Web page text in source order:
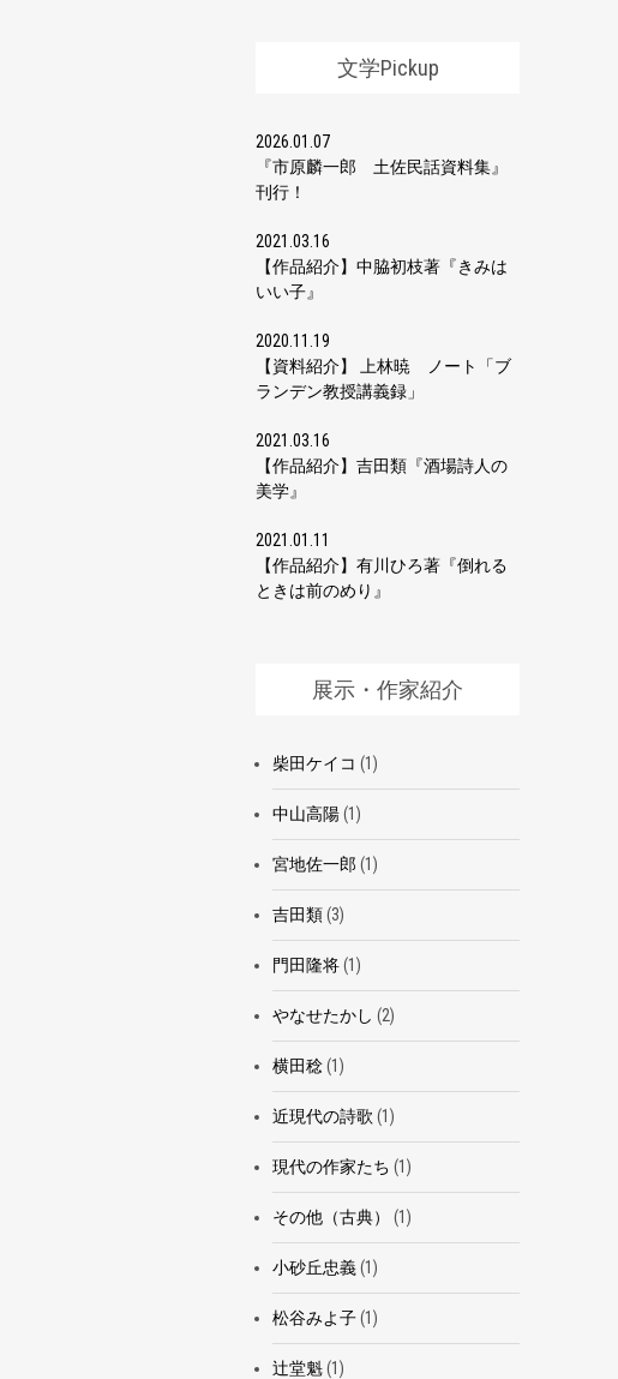
文学Pickup
2026.01.07
『市原麟一郎 土佐民話資料集』
刊行！
2021.03.16
【作品紹介】中脇初枝著『きみは
いい子』
2020.11.19
【資料紹介】 上林暁 ノート「ブ
ランデン教授講義録」
2021.03.16
【作品紹介】吉田類『酒場詩人の
美学』
2021.01.11
【作品紹介】有川ひろ著『倒れる
ときは前のめり』
展示・作家紹介
柴田ケイコ (1)
中山高陽(1)
宮地佐一郎 (1)
吉田類(3)
門田隆将(1)
やなせたかし (2)
横田稔(1)
近現代の詩歌 (1)
現代の作家たち (1)
その他（古典） (1)
小砂丘忠義(1)
松谷みよ子(1)
辻堂魁(1)